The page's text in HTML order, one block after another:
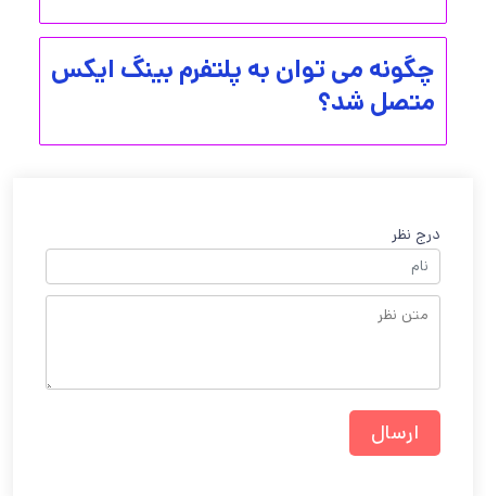
چگونه می توان به پلتفرم بینگ ایکس
متصل شد؟
درج نظر